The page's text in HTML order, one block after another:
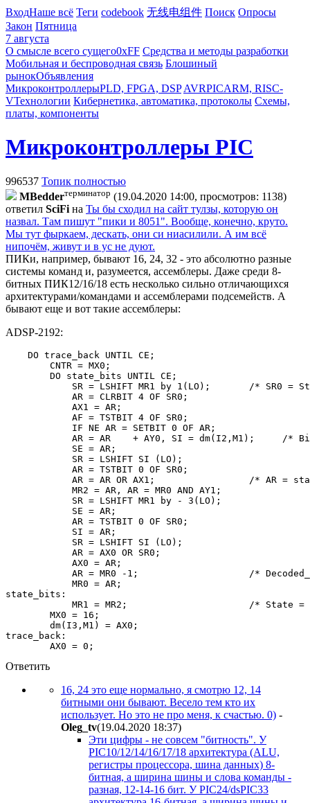
ВходНаше всё Теги codebook 无线电组件 Поиск Опросы
Закон Пятница
7 августа
О смысле всего сущего0xFF Средства и методы разработки
Мобильная и беспроводная связь Блошиный
рынокОбъявления
МикроконтроллерыPLD, FPGA, DSP AVRPICARM, RISC-
VТехнологии Кибернетика, автоматика, протоколы Схемы,
платы, компоненты
Микроконтроллеры PIC
996537 Топик полностью
MBedderтерминатор (19.04.2020 14:00, просмотров: 1138)
ответил SciFi на Ты бы сходил на сайт тулзы, которую он
назвал. Там пишут "пики и 8051". Вообще, конечно, круто.
Мы тут фыркаем, дескать, они си ниасилили. А им всё
нипочём, живут и в ус не дуют.
ПИКи, например, бывают 16, 24, 32 - это абсолютно разные
системы команд и, разумеется, ассемблеры. Даже среди 8-
битных ПИК12/16/18 есть несколько сильно отличающихся
архитектурами/командами и ассемблерами подсемейств. А
бывают еще и вот такие ассемблеры:
ADSP-2192:
    DO trace_back UNTIL CE;
        CNTR = MX0;
        DO state_bits UNTIL CE;
SR = LSHIFT MR1 by 1(LO);       /* SR0 =
            AR = CLRBIT 4 OF SR0;
            AX1 = AR;
            AF = TSTBIT 4 OF SR0;
            IF NE AR = SETBIT 0 OF AR;
AR = AR    + AY0, SI = dm(I2,M1);     /*
            SE = AR;
            SR = LSHIFT SI (LO);
            AR = TSTBIT 0 OF SR0;
AR = AR OR AX1;                 /* AR =
            MR2 = AR, AR = MR0 AND AY1;
            SR = LSHIFT MR1 by - 3(LO);
            SE = AR;
            AR = TSTBIT 0 OF SR0;
            SI = AR;
            SR = LSHIFT SI (LO);
            AR = AX0 OR SR0;
            AX0 = AR;
AR = MR0 -1;                    /*
            MR0 = AR;
state_bits:
MR1 = MR2;                      /* State =
        MX0 = 16;
        dm(I3,M1) = AX0;
trace_back:
        AX0 = 0;
Ответить
16, 24 это еще нормально, я смотрю 12, 14
битными они бывают. Весело тем кто их
использует. Но это не про меня, к счастью. 0) -
Oleg_tv(19.04.2020 18:37)
Эти цифры - не совсем "битность". У
PIC10/12/14/16/17/18 архитектура (ALU,
регистры процессора, шина данных) 8-
битная, а ширина шины и слова команды -
разная, 12-14-16 бит. У PIC24/dsPIC33